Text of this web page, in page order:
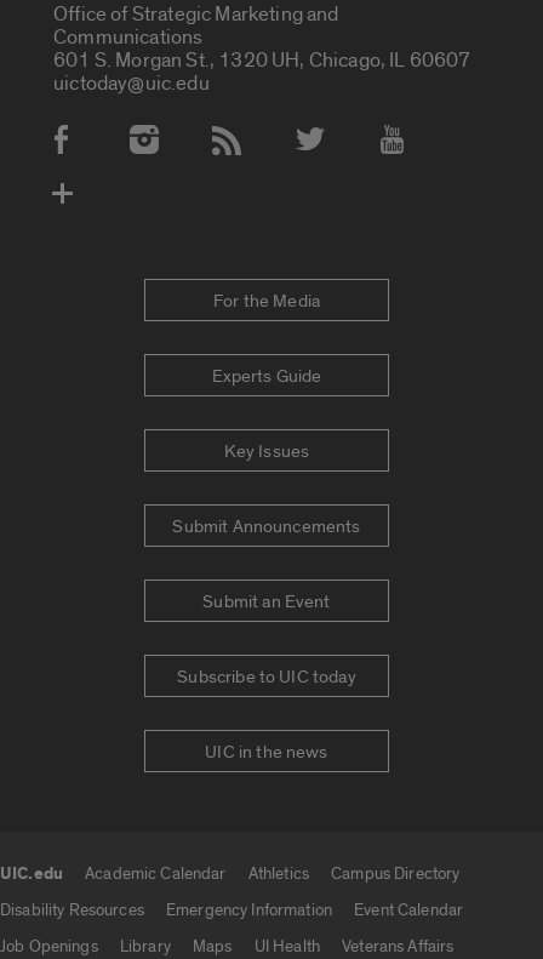
Office of Strategic Marketing and
Communications
601 S. Morgan St., 1320 UH, Chicago, IL 60607
uictoday@uic.edu
Social Media Accounts
For the Media
Experts Guide
Key Issues
Submit Announcements
Submit an Event
Subscribe to UIC today
UIC in the news
UIC.edu Academic Calendar Athletics
Campus Directory
Disability Resources
Emergency Information
Event Calendar
Job Openings
Library Maps UI Health
Veterans Affairs